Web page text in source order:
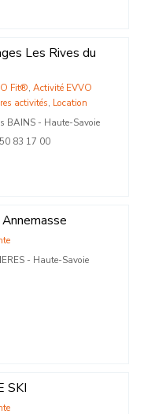
Les Rives du
Fit®, Activité EVVO
activités, Location
BAINS - Haute-Savoie
83 17 00
- Haute-Savoie
SKI